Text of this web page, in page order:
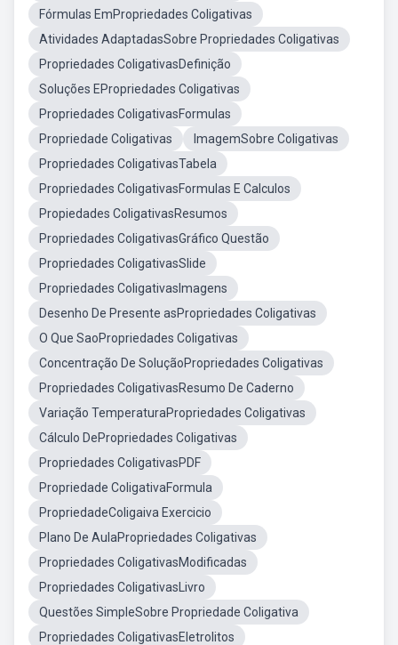
Fórmulas EmPropriedades Coligativas
Atividades AdaptadasSobre Propriedades Coligativas
Propriedades ColigativasDefinição
Soluções EPropriedades Coligativas
Propriedades ColigativasFormulas
Propriedade Coligativas
ImagemSobre Coligativas
Propriedades ColigativasTabela
Propriedades ColigativasFormulas E Calculos
Propiedades ColigativasResumos
Propriedades ColigativasGráfico Questão
Propriedades ColigativasSlide
Propriedades ColigativasImagens
Desenho De Presente asPropriedades Coligativas
O Que SaoPropriedades Coligativas
Concentração De SoluçãoPropriedades Coligativas
Propriedades ColigativasResumo De Caderno
Variação TemperaturaPropriedades Coligativas
Cálculo DePropriedades Coligativas
Propriedades ColigativasPDF
Propriedade ColigativaFormula
PropriedadeColigaiva Exercicio
Plano De AulaPropriedades Coligativas
Propriedades ColigativasModificadas
Propriedades ColigativasLivro
Questões SimpleSobre Propriedade Coligativa
Propriedades ColigativasEletrolitos